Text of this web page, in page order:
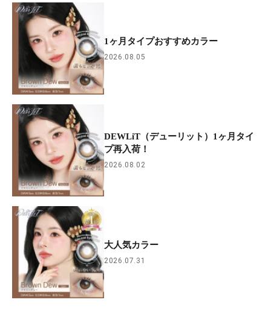
1ヶ月タイプおすすめカラー
2026.08.05
DEWLiT（デューリット）1ヶ月タイ
プ再入荷！
2026.08.02
大人気カラー
2026.07.31